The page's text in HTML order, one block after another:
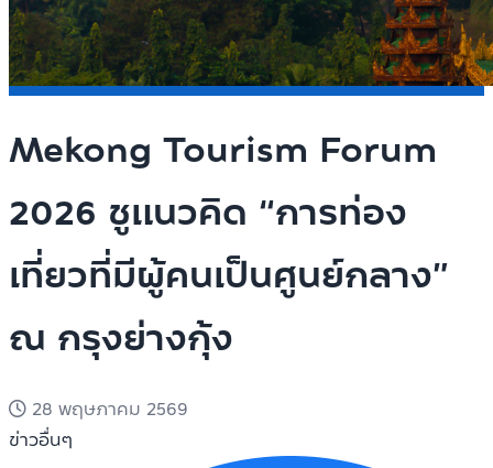
Mekong Tourism Forum
2026 ชูแนวคิด “การท่อง
เที่ยวที่มีผู้คนเป็นศูนย์กลาง”
ณ กรุงย่างกุ้ง
28 พฤษภาคม 2569
ข่าวอื่นๆ